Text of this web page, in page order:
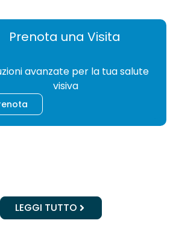
Prenota una Visita
avanzate per la tua salute
visiva
LEGGI TUTTO